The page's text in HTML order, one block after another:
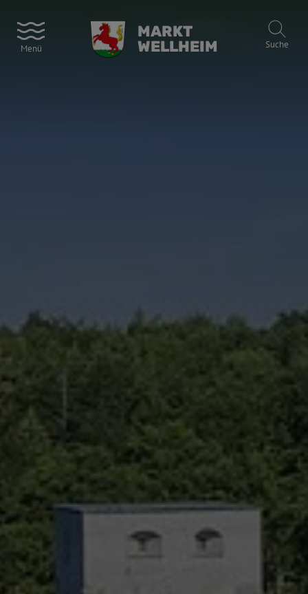
Menü
MARKT
WELLHEIM
Suche